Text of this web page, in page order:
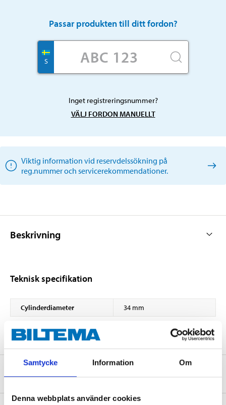
Samtycke Information Om
Denna webbplats använder cookies
Passar produkten till ditt fordon?
S
Inget registreringsnummer?
VÄLJ FORDON MANUELLT
Viktig information vid reservdelssökning på
reg.nummer och servicerekommendationer.
Beskrivning
Teknisk specifikation
Cylinderdiameter 34 mm
Om tillverkaren